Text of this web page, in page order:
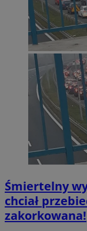
Śmiertelny
chciał
zakorkowana!